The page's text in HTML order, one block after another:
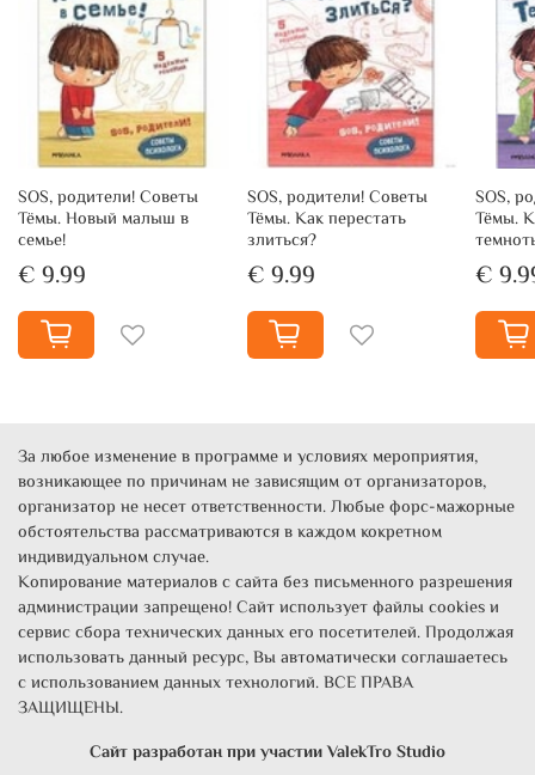
SOS, родители! Советы
Тёмы. Новый малыш в
семье!
€ 9.99
SOS, родители! Советы
Тёмы. Как перестать
злиться?
€ 9.99
SOS,
Тёмы.
€
За любое изменение в программе и условиях мероприятия,
возникающее по причинам не зависящим от организаторов,
организатор не несет ответственности. Любые форс-мажорные
обстоятельства рассматриваются в каждом кокретном
индивидуальном случае.
Копирование материалов с сайта без письменного разрешения
администрации запрещено! Сайт использует файлы cookies и
сервис сбора технических данных его посетителей. Продолжая
использовать данный ресурс, Вы автоматически соглашаетесь
с использованием данных технологий. ВСЕ ПРАВА
ЗАЩИЩЕНЫ.
Сайт разработан при участииValekTro Studio